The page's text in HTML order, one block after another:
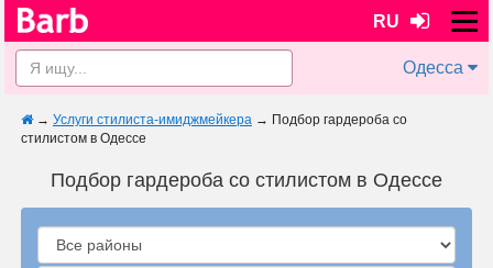
RU
Одесса
→ Услуги стилиста-имиджмейкера → Подбор гардероба со
стилистом в Одессе
Подбор гардероба со стилистом в Одессе